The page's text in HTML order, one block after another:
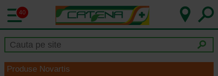
40
Produse Novartis